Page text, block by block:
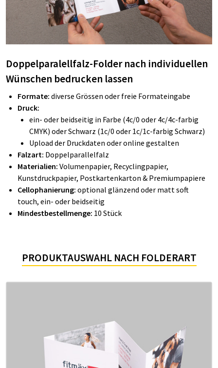
Doppelparalellfalz-Folder nach individuellen
Wünschen bedrucken lassen
Formate: diverse Grössen oder freie Formateingabe
Druck:
ein- oder beidseitig in Farbe (4c/0 oder 4c/4c-farbig
CMYK) oder Schwarz (1c/0 oder 1c/1c-farbig Schwarz)
Upload der Druckdaten oder online gestalten
Falzart: Doppelparallelfalz
Materialien: Volumenpapier, Recyclingpapier,
Kunstdruckpapier, Postkartenkarton & Premiumpapiere
Cellophanierung: optional glänzend oder matt soft
touch, ein- oder beidseitig
Mindestbestellmenge: 10 Stück
PRODUKTAUSWAHL NACH FOLDERART